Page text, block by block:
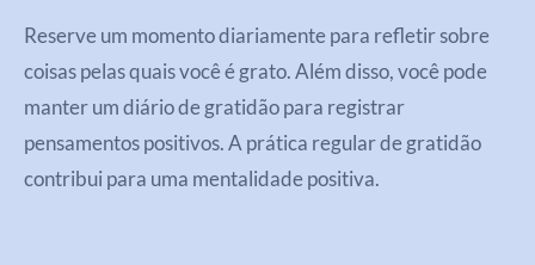
Reserve um momento diariamente para refletir sobre
coisas pelas quais você é grato. Além disso, você pode
manter um diário de gratidão para registrar
pensamentos positivos. A prática regular de gratidão
contribui para uma mentalidade positiva.